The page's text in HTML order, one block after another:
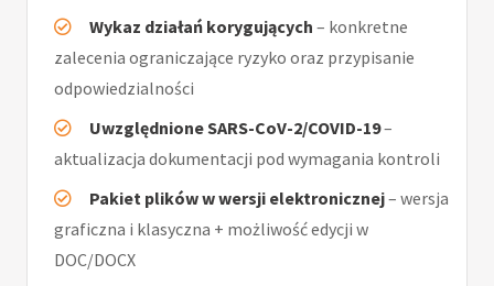
Wykaz działań korygujących – konkretne
zalecenia ograniczające ryzyko oraz przypisanie
odpowiedzialności
Uwzględnione SARS-CoV-2/COVID-19–
aktualizacja dokumentacji pod wymagania kontroli
Pakiet plików w wersji elektronicznej– wersja
graficzna i klasyczna + możliwość edycji w
DOC/DOCX